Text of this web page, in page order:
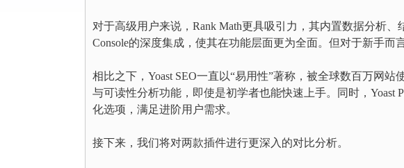
对于高级用户来说，Rank Math更具吸引力，其内置数据分析、
Console的深度集成，使其在功能层面更为全面。但对于新手而
相比之下，Yoast SEO一直以“易用性”著称，被全球数百万网
与可读性分析功能，即使是初学者也能快速上手。同时，Yoast
化选项，满足进阶用户需求。
接下来，我们将对两款插件进行更深入的对比分析。